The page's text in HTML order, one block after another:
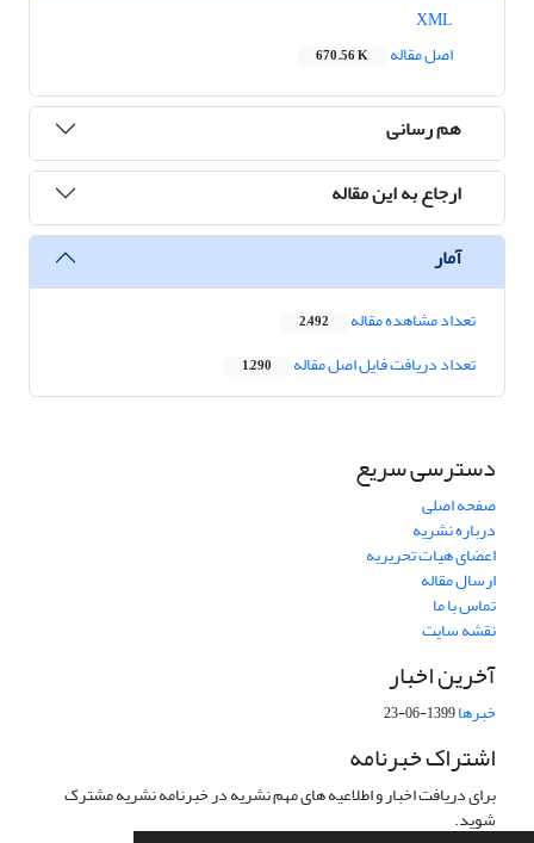
اصل مقاله
670.56 K
هم رسانی
ارجاع به این مقاله
آمار
تعداد مشاهده مقاله 2,492
تعداد دریافت فایل اصل مقاله 1,290
دسترسی سریع
صفحه اصلی
درباره نشریه
اعضای هیات تحریریه
ارسال مقاله
تماس با ما
نقشه سایت
آخرین اخبار
خبرها1399-06-23
اشتراک خبرنامه
برای دریافت اخبار و اطلاعیه های مهم نشریه در خبرنامه نشریه مشترک
شوید.